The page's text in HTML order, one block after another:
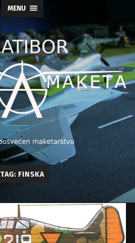
MENU
Muzej
maketa
As
TAG: FINSKA